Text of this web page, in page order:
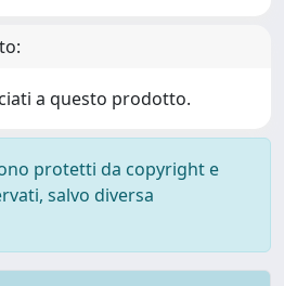
a questo prodotto.
protetti da copyright e
salvo diversa